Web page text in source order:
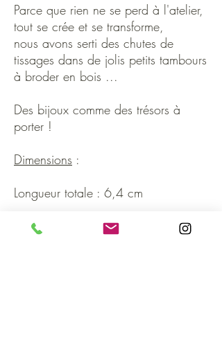
Parce que rien ne se perd à l'atelier,
tout se crée et se transforme,
nous avons serti des chutes de
tissages dans de jolis petits tambours
à broder en bois ...
Des bijoux comme des trésors à
porter !
Dimensions :
Longueur totale : 6,4 cm
Composition